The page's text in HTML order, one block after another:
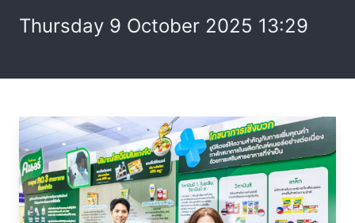
Thursday 9 October 2025 13:29